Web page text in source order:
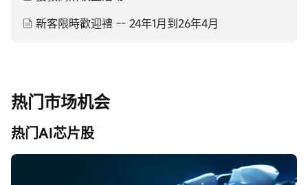
新客限時歡迎禮 -- 24年1月到26年4月
热门市场机会
热门AI芯片股